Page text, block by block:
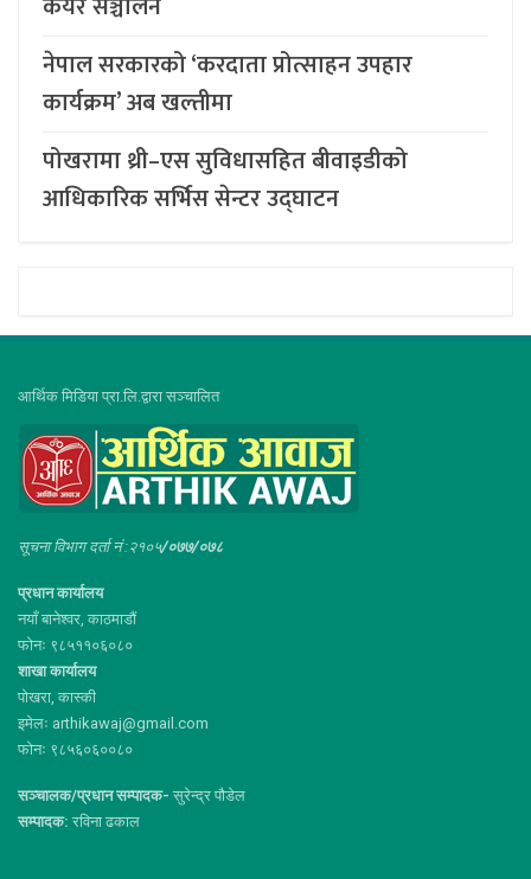
नेपाल सरकारको ‘करदाता प्रोत्साहन उपहार
कार्यक्रम’ अब खल्तीमा
पोखरामा थ्री–एस सुविधासहित बीवाइडीको
आधिकारिक सर्भिस सेन्टर उद्घाटन
आर्थिक मिडिया प्रा.लि.द्वारा सञ्चालित
सूचना विभाग दर्ता नं :२१०५/०७७/०७८
प्रधान कार्यालय
नयाँ बानेश्वर, काठमाडौं
फोनः ९८५११०६०८०
शाखा कार्यालय
पोखरा, कास्की
इमेलः arthikawaj@gmail.com
फोनः ९८५६०६००८०
सञ्चालक/प्रधान सम्पादक- सुरेन्द्र पौडेल
सम्पादक: रविना ढकाल